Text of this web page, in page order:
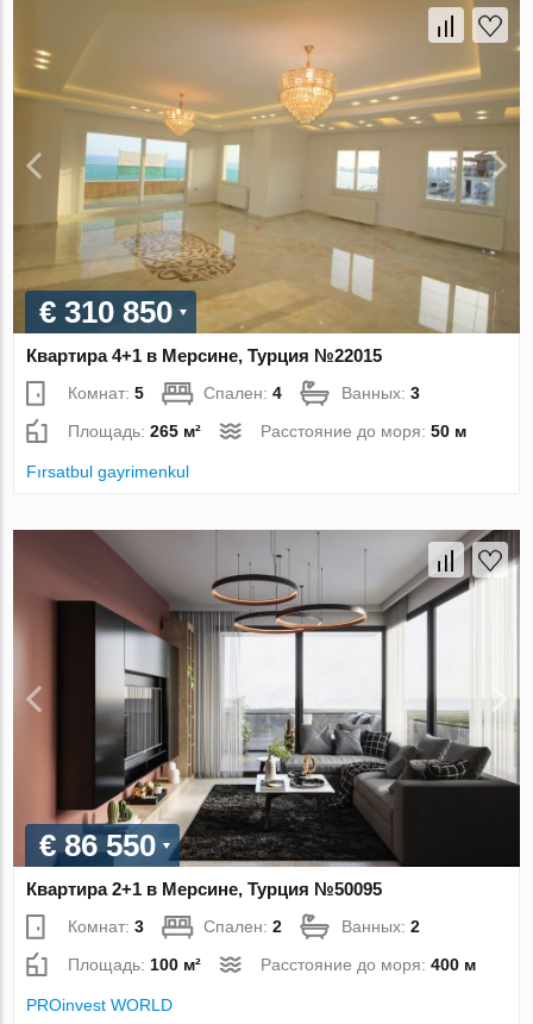
€ 310 850
Квартира 4+1 в Мерсине, Турция №22015
Комнат:5 Спален:4 Ванных:3
Площадь:265 м² Расстояние до моря:50 м
Fırsatbul gayrimenkul
€ 86 550
Квартира 2+1 в Мерсине, Турция №50095
Комнат:3 Спален:2 Ванных:2
Площадь:100 м² Расстояние до моря:400 м
PROinvest WORLD